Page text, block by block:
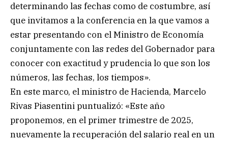
determinando las fechas como de costumbre, así
que invitamos a la conferencia en la que vamos a
estar presentando con el Ministro de Economía
conjuntamente con las redes del Gobernador para
conocer con exactitud y prudencia lo que son los
números, las fechas, los tiempos».
En este marco, el ministro de Hacienda, Marcelo
Rivas Piasentini puntualizó: «Este año
proponemos, en el primer trimestre de 2025,
nuevamente la recuperación del salario real en un